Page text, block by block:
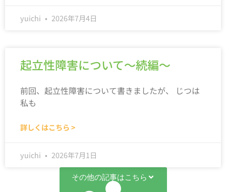
yuichi 2026年7月4日
起立性障害について～続編～
前回、起立性障害について書きましたが、 じつは
私も
詳しくはこちら >
yuichi 2026年7月1日
その他の記事はこちら